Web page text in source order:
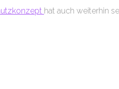
hat auch weiterhin